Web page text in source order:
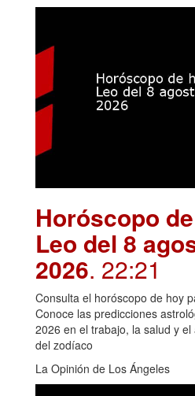
Horóscopo
Leo del 8
2026. 22:21
Consulta el horóscopo de hoy
Conoce las predicciones
2026 en el trabajo, la salud y
del zodíaco
La Opinión de Los Ángeles